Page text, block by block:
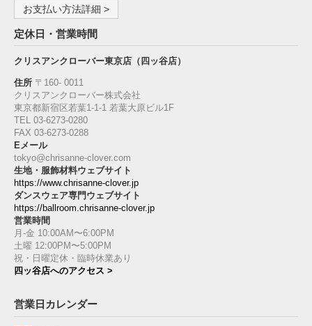
お支払い方法詳細 >
定休日・営業時間
クリスアンクローバー東京店（四ッ谷店）
住所 〒160‐ 0011
クリスアンクローバー株式会社
東京都新宿区若葉1‐1-1 若葉大原ビル1F
TEL 03-6273-0280
FAX 03-6273-0288
Eメール
tokyo@chrisanne-clover.com
生地・服飾材料ウェブサイト
https://www.chrisanne-clover.jp
ダンスウェア専門ウェブサイト
https://ballroom.chrisanne-clover.jp
営業時間
月-金 10:00AM〜6:00PM
土曜 12:00PM〜5:00PM
祝・日曜定休・臨時休業あり
四ッ谷店へのアクセス >
営業日カレンダー